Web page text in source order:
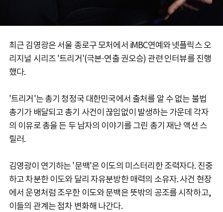
최근 김영광은 서울 종로구 모처에서 iMBC연예와 넷플릭스 오
리지널 시리즈 '트리거'(극본·연출 권오승) 관련 인터뷰를 진행
했다.
'트리거'는 총기 청정국 대한민국에서 출처를 알 수 없는 불법
총기가 배달되고 총기 사건이 끊임없이 발생하는 가운데 각자
의 이유로 총을 든 두 남자의 이야기를 그린 총기 재난 액션 스
릴러.
김영광이 연기하는 '문백'은 이도의 미스터리한 조력자다. 진중
하고 차분한 이도와 달리 자유분방한 매력의 소유자. 사건 현장
에서 운명처럼 조우한 이도와 문백은 뜻밖의 공조를 시작하고,
이들의 관계는 점차 변화해 나간다.